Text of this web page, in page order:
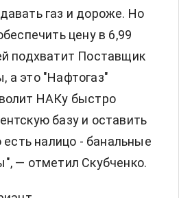
газ и дороже. Но
цену в 6,99
подхватит Поставщик
а это "Нафтогаз"
НАКу быстро
базу и оставить
есть налицо - банальные
— отметил Скубченко.